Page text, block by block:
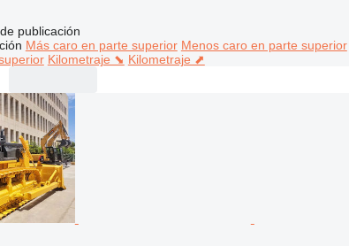
publicación
Más caro en parte superior Menos caro en parte superior
Kilometraje ⬊ Kilometraje ⬈